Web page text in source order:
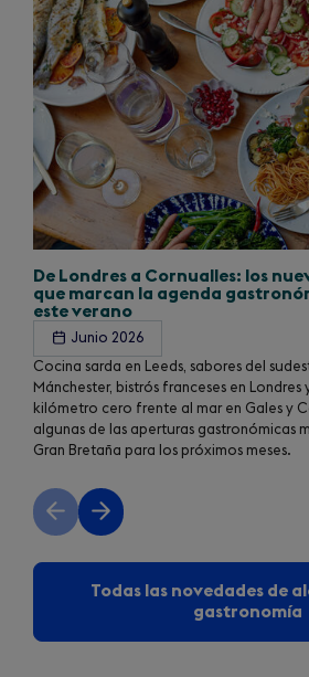
De Londres a Cornualles: los
que marcan la agenda
este verano
Junio 2026
Cocina sarda en Leeds, sabores del
Mánchester, bistrós franceses en Londres
kilómetro cero frente al mar en Gales y
algunas de las aperturas gastronómicas
Gran Bretaña para los próximos meses.
Previous
slide
Next
slide
Todas las novedades de
gastronomía